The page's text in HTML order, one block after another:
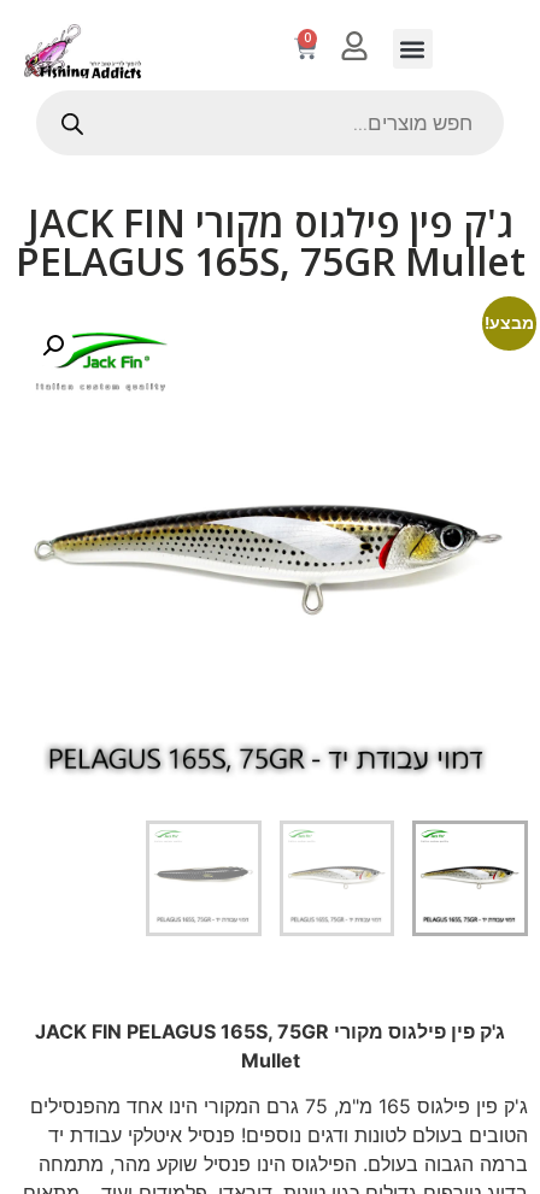
0
ג'ק פין פילגוס מקורי JACK FIN
PELAGUS 165S, 75GR Mullet
ג'ק פין פילגוס מקורי JACK FIN PELAGUS 165S, 75GR
Mullet
ג'ק פין פילגוס 165 מ"מ, 75 גרם המקורי הינו אחד מהפנסילים
הטובים בעולם לטונות ודגים נוספים! פנסיל איטלקי עבודת יד
ברמה הגבוה בעולם. הפילגוס הינו פנסיל שוקע מהר, מתמחה
מבצע!